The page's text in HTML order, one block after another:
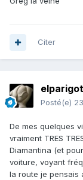
Citer
elparigot
Posté(e)
De mes quelques
vraiment TRES
Diamantina (et
voiture, voyant
la route je pensais